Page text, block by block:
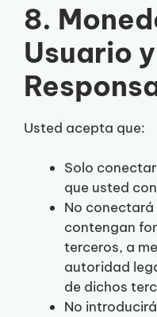
8.
Usuario y
Usted acepta que:
Solo
que usted
No
contengan
terceros, a
autoridad
de dichos
No